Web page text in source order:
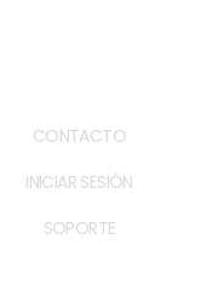
CONTACTO
INICIAR SESIÓN
SOPORTE